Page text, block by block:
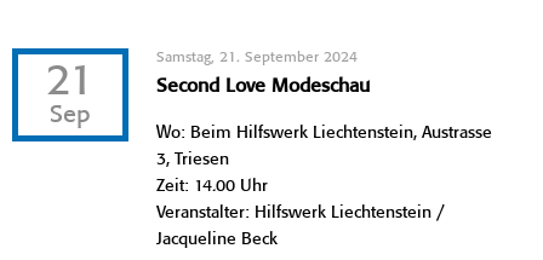
21
Sep
Samstag, 21. September 2024
Second Love Modeschau
Wo: Beim Hilfswerk Liechtenstein, Austrasse
3, Triesen
Zeit: 14.00 Uhr
Veranstalter: Hilfswerk Liechtenstein /
Jacqueline Beck